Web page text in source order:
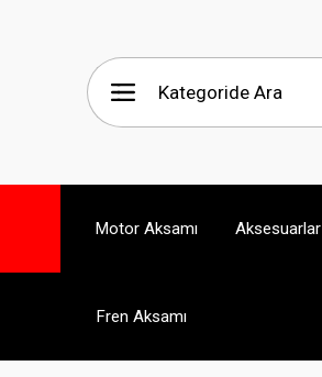
Motor Aksamı Aksesuarlar
Fren Aksamı